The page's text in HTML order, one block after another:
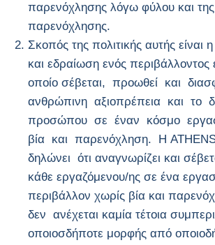
παρενόχλησης λόγω φύλου και της
παρενόχλησης.
Σκοπός της πολιτικής αυτής είναι
και εδραίωση ενός περιβάλλοντος
οποίο σέβεται, προωθεί και
ανθρώπινη αξιοπρέπεια και το
προσώπου σε έναν κόσμο
βία και παρενόχληση. Η
δηλώνει ότι αναγνωρίζει και
κάθε εργαζόμενου/ης σε ένα
περιβάλλον χωρίς βία και
δεν ανέχεται καμία τέτοια
οποιοσδήποτε μορφής από